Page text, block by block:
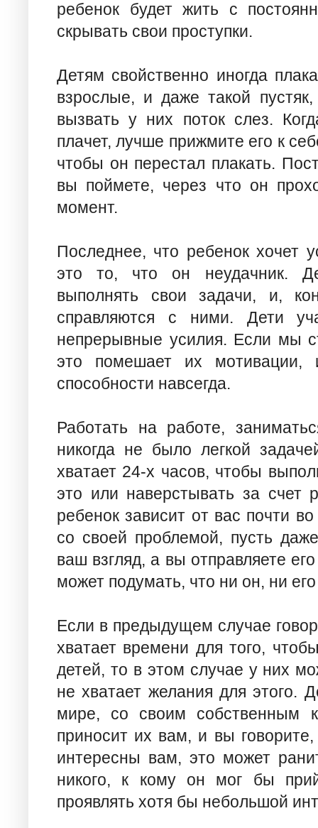
ребенок будет жить с
скрывать свои проступки.
Детям свойственно иногда
взрослые, и даже такой
вызвать у них поток слез.
плачет, лучше прижмите его к
чтобы он перестал плакать.
вы поймете, через что он
момент.
Последнее, что ребенок хочет
это то, что он неудачник.
выполнять свои задачи, и,
справляются с ними. Дети
непрерывные усилия. Если мы
это помешает их
способности навсегда.
Работать на работе,
никогда не было легкой
хватает 24-х часов, чтобы
это или наверстывать за счет
ребенок зависит от вас почти
со своей проблемой, пусть
ваш взгляд, а вы отправляете
может подумать, что ни он, ни
Если в предыдущем случае
хватает времени для того,
детей, то в этом случае у них
не хватает желания для этого.
мире, со своим собственным
приносит их вам, и вы
интересны вам, это может
никого, к кому он мог бы
проявлять хотя бы небольшой